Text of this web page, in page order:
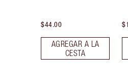
$44.00
AGREGAR A LA
CESTA